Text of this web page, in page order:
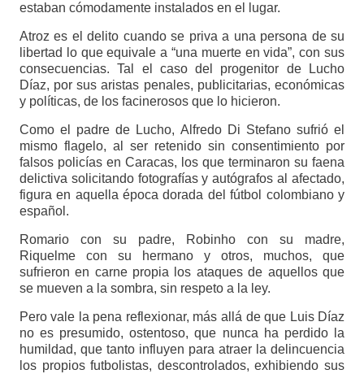
estaban cómodamente instalados en el lugar.
Atroz es el delito cuando se priva a una persona de su
libertad lo que equivale a “una muerte en vida”, con sus
consecuencias. Tal el caso del progenitor de Lucho
Díaz, por sus aristas penales, publicitarias, económicas
y políticas, de los facinerosos que lo hicieron.
Como el padre de Lucho, Alfredo Di Stefano sufrió el
mismo flagelo, al ser retenido sin consentimiento por
falsos policías en Caracas, los que terminaron su faena
delictiva solicitando fotografías y autógrafos al afectado,
figura en aquella época dorada del fútbol colombiano y
español.
Romario con su padre, Robinho con su madre,
Riquelme con su hermano y otros, muchos, que
sufrieron en carne propia los ataques de aquellos que
se mueven a la sombra, sin respeto a la ley.
Pero vale la pena reflexionar, más allá de que Luis Díaz
no es presumido, ostentoso, que nunca ha perdido la
humildad, que tanto influyen para atraer la delincuencia
los propios futbolistas, descontrolados, exhibiendo sus